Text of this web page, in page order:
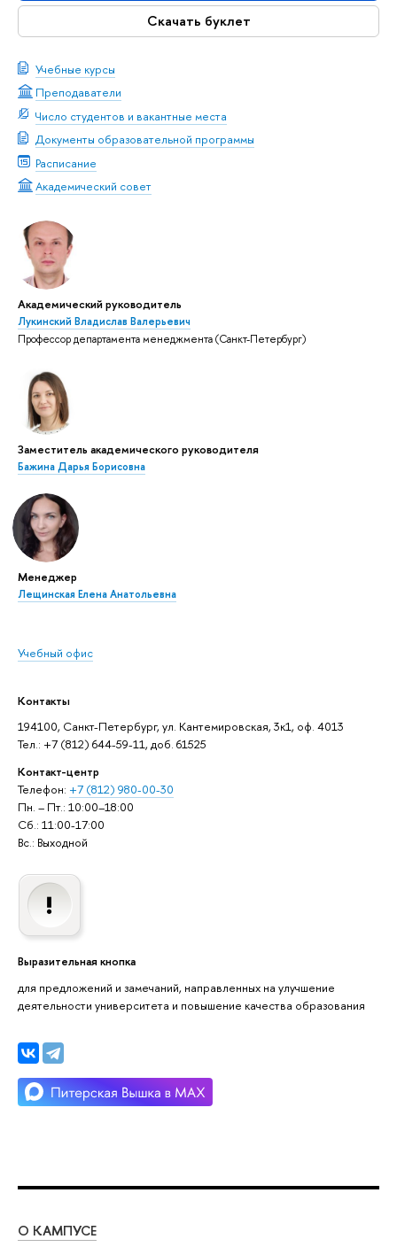
Скачать буклет
Учебные курсы
Преподаватели
Число студентов и вакантные места
Документы образовательной программы
Расписание
Академический совет
Академический руководитель
Лукинский Владислав Валерьевич
Профессор департамента менеджмента (Санкт-Петербург)
Заместитель академического руководителя
Бажина Дарья Борисовна
Менеджер
Лещинская Елена Анатольевна
Учебный офис
Контакты
194100, Санкт-Петербург, ул. Кантемировская, 3к1, оф. 4013
Тел.: +7 (812) 644-59-11, доб. 61525
Контакт-центр
Телефон: +7 (812) 980-00-30
Пн. – Пт.: 10:00–18:00
Сб.: 11:00-17:00
Вс.: Выходной
Выразительная кнопка
для предложений и замечаний, направленных на улучшение
деятельности университета и повышение качества образования
О КАМПУСЕ